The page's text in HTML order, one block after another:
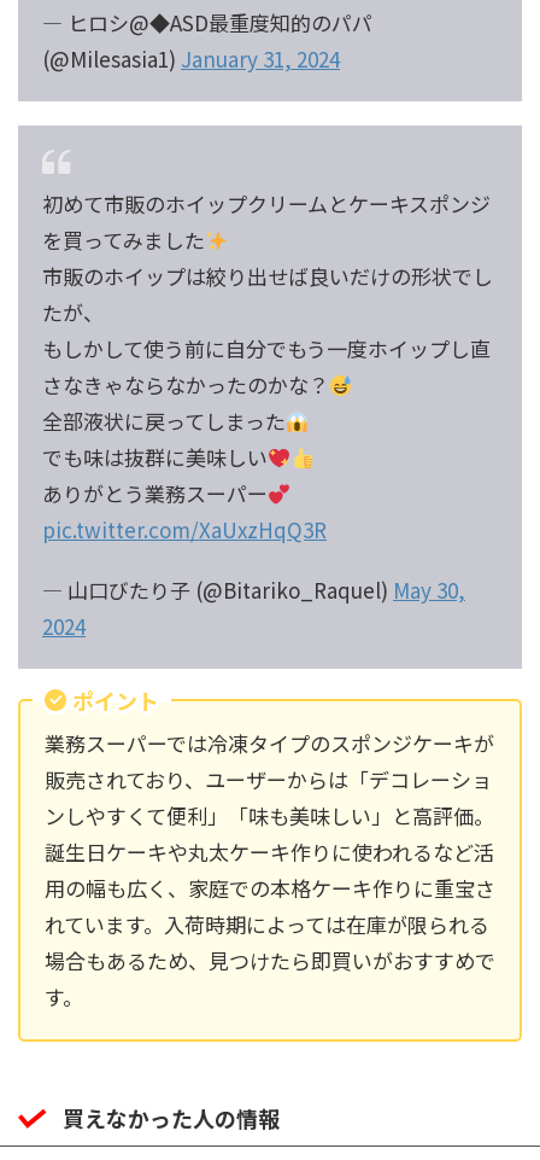
— ヒロシ@◆ASD最重度知的のパパ
(@Milesasia1) January 31, 2024
初めて市販のホイップクリームとケーキスポンジ
を買ってみました
市販のホイップは絞り出せば良いだけの形状でし
たが、
もしかして使う前に自分でもう一度ホイップし直
さなきゃならなかったのかな？
全部液状に戻ってしまった
でも味は抜群に美味しい
ありがとう業務スーパー
pic.twitter.com/XaUxzHqQ3R
— 山口びたり子 (@Bitariko_Raquel) May 30,
2024
ポイント
業務スーパーでは冷凍タイプのスポンジケーキが
販売されており、ユーザーからは「デコレーショ
ンしやすくて便利」「味も美味しい」と高評価。
誕生日ケーキや丸太ケーキ作りに使われるなど活
用の幅も広く、家庭での本格ケーキ作りに重宝さ
れています。入荷時期によっては在庫が限られる
場合もあるため、見つけたら即買いがおすすめで
す。
買えなかった人の情報